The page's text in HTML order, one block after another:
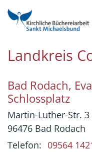
Zum Inhalt springen
Landkreis
Bad Rodach,
Schlossplatz
Martin-Luther-Str. 3
96476 Bad Rodach
Telefon: 09564